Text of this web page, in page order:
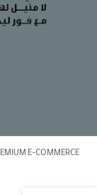
E-COMMERCE